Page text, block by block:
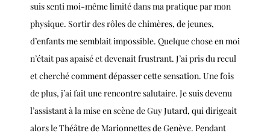
suis senti moi-même limité dans ma pratique par mon
physique. Sortir des rôles de chimères, de jeunes,
d’enfants me semblait impossible. Quelque chose en moi
n’était pas apaisé et devenait frustrant. J’ai pris du recul
et cherché comment dépasser cette sensation. Une fois
de plus, j’ai fait une rencontre salutaire. Je suis devenu
l’assistant à la mise en scène de Guy Jutard, qui dirigeait
alors le Théâtre de Marionnettes de Genève. Pendant